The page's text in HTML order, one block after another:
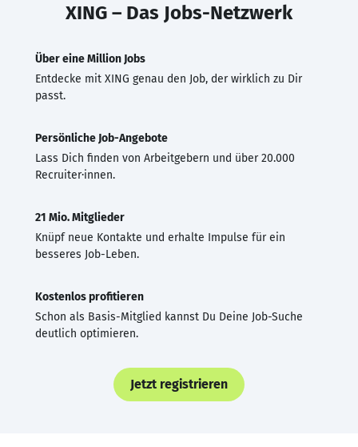
XING – Das Jobs-Netzwerk
Über eine Million Jobs
Entdecke mit XING genau den Job, der wirklich zu Dir
passt.
Persönliche Job-Angebote
Lass Dich finden von Arbeitgebern und über 20.000
Recruiter·innen.
21 Mio. Mitglieder
Knüpf neue Kontakte und erhalte Impulse für ein
besseres Job-Leben.
Kostenlos profitieren
Schon als Basis-Mitglied kannst Du Deine Job-Suche
deutlich optimieren.
Jetzt registrieren